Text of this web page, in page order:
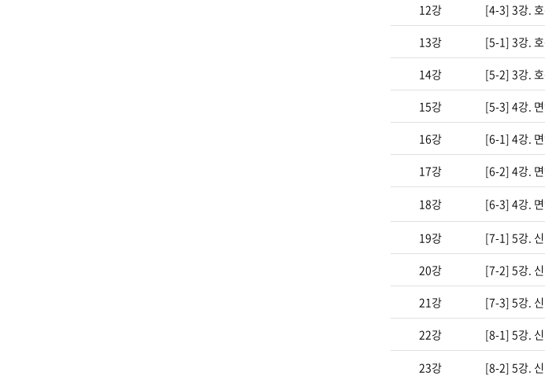
12강 [4-3] 3강.
13강 [5-1] 3강.
14강 [5-2] 3강.
15강 [5-3] 4강.
16강 [6-1] 4강.
17강 [6-2] 4강.
18강 [6-3] 4강.
19강 [7-1] 5강.
20강 [7-2] 5강.
21강 [7-3] 5강.
22강 [8-1] 5강.
23강 [8-2] 5강.